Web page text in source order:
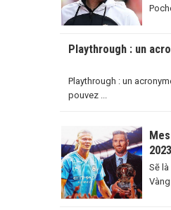
Playthrough : un
Playthrough : un
pouvez ...
2023
Sẽ